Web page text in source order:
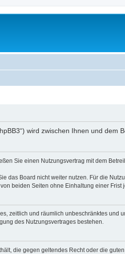
wird zwischen Ihnen und
Sie einen Nutzungsvertrag mit dem
das Board nicht weiter nutzen. Für die
beiden Seiten ohne Einhaltung einer Frist
zeitlich und räumlich unbeschränktes und
des Nutzungsvertrages bestehen.
die gegen geltendes Recht oder die